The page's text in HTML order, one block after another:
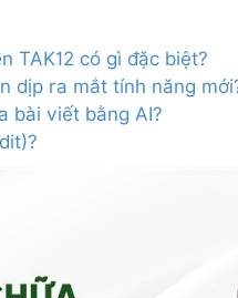
TAK12 có gì đặc biệt?
dịp ra mắt tính năng
bài viết bằng AI?